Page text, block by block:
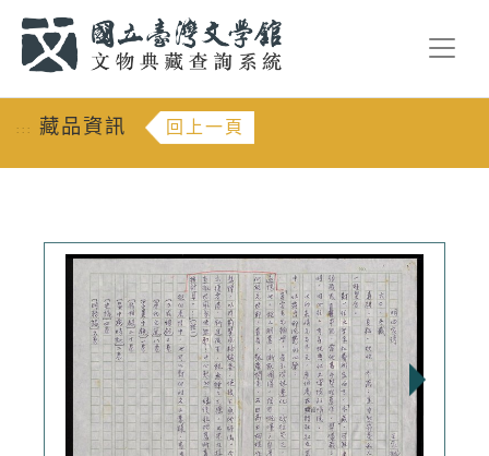
::: 藏品資訊 回上一頁